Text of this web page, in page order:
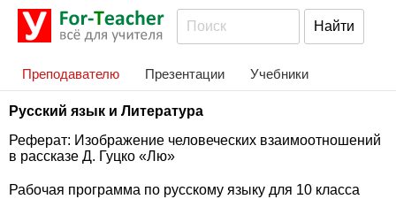
Преподавателю Презентации Учебники
Русский язык и Литература
Реферат: Изображение человеческих взаимоотношений
в рассказе Д. Гуцко «Лю»
Рабочая программа по русскому языку для 10 класса